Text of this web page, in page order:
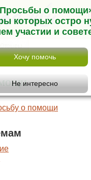
о
которых остро
участии и
о помощи